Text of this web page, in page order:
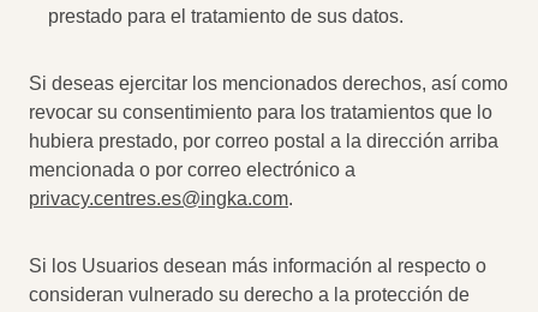
prestado para el tratamiento de sus datos.
Si deseas ejercitar los mencionados derechos, así como
revocar su consentimiento para los tratamientos que lo
hubiera prestado, por correo postal a la dirección arriba
mencionada o por correo electrónico a
privacy.centres.es@ingka.com.
Si los Usuarios desean más información al respecto o
consideran vulnerado su derecho a la protección de